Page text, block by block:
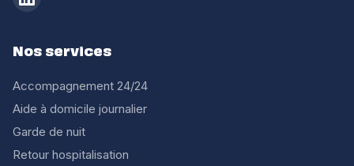
Nos services
Accompagnement 24/24
Aide à domicile journalier
Garde de nuit
Retour hospitalisation